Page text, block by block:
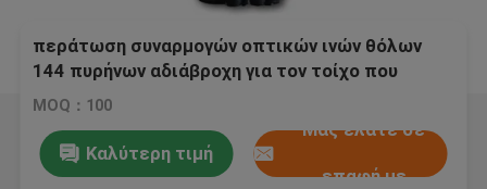
περάτωση συναρμογών οπτικών ινών θόλων
144 πυρήνων αδιάβροχη για τον τοίχο που
τοποθετείται
MOQ：100
Καλύτερη τιμή
Μας ελάτε σε
επαφή με